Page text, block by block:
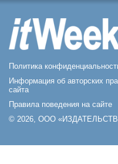
Политика
Информация об авторских
сайта
Правила поведения на сайте
© 2026, ООО